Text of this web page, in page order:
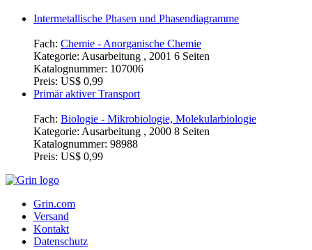
Intermetallische Phasen und Phasendiagramme
Fach: Chemie - Anorganische Chemie
Kategorie: Ausarbeitung , 2001 6 Seiten
Katalognummer: 107006
Preis: US$ 0,99
Primär aktiver Transport
Fach: Biologie - Mikrobiologie, Molekularbiologie
Kategorie: Ausarbeitung , 2000 8 Seiten
Katalognummer: 98988
Preis: US$ 0,99
Grin.com
Versand
Kontakt
Datenschutz